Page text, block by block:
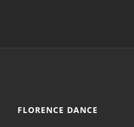
FLORENCE DANCE